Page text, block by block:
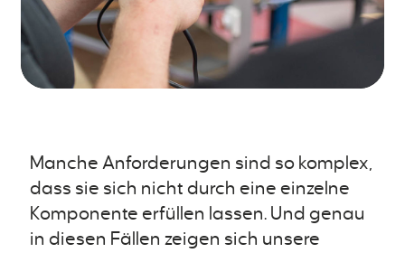
Manche Anforderungen sind so komplex,
dass sie sich nicht durch eine einzelne
Komponente erfüllen lassen. Und genau
in diesen Fällen zeigen sich unsere